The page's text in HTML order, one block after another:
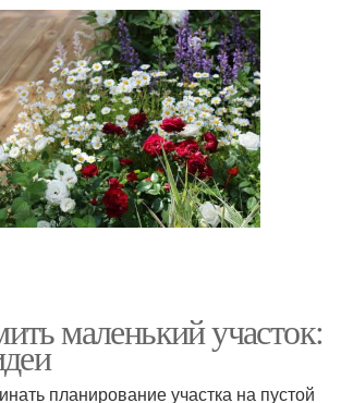
маленький участок:
планирование участка на пустой